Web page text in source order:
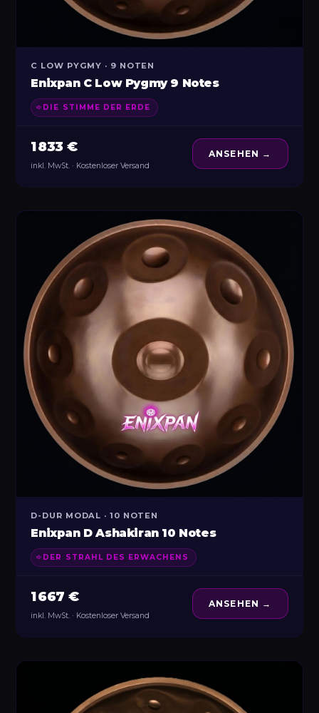
C LOW PYGMY · 9 NOTEN
Enixpan C Low Pygmy 9 Notes
DIE STIMME DER ERDE
1 833 €
inkl. MwSt. · Kostenloser Versand
ANSEHEN →
D-DUR MODAL · 10 NOTEN
Enixpan D Ashakiran 10 Notes
DER STRAHL DES ERWACHENS
1 667 €
inkl. MwSt. · Kostenloser Versand
ANSEHEN →